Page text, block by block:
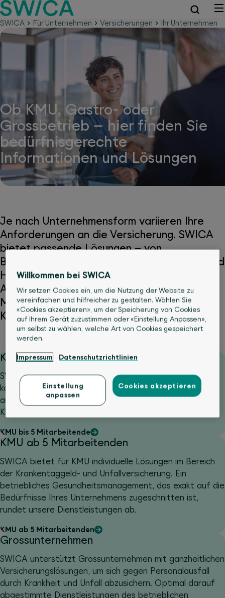
SWICA Für Unternehmen Versicherungen Ihr Unternehmen
Ob KMU, Gastro- oder
Grossbetrieb – hier finden Sie
bedürfnisgerechte
Informationen und Lösungen
Je nach Unternehmensform variieren Ihre
Anforderungen an die Versicherung. SWICA
bietet passende Lösungen – von
Branchenversicherungen für Gastronomie und
Hotellerie bis zu individuell zugeschnittenen
Angeboten. Auch Verbände und ihre
Mitglieder profitieren von attraktiven
Kooperationen.
KMU bis 5 Mitarbeitende
SWICA Integra ist eine schnelle, unkomplizierte und
kosteneffiziente Online-Versicherungslösung, die speziell
auf die Bedürfnisse von Selbständigen und
Kleinunternehmen ausgerichtet ist.
KMU bis 5 Mitarbeitende
KMU ab 5 Mitarbeitenden
SWICA bietet für KMU individuelle Lösungen im Bereich
der Krankentaggeld- und Unfallversicherung. Ein
betriebliches Gesundheitsmanagement, das exakt auf die
Bedürfnisse Ihres Unternehmens zugeschnitten ist,
rundet unsere Dienstleistungen ab.
KMU ab 5 Mitarbeitenden
Grossunternehmen
SWICA unterstützt Grossunternehmen mit ganzheitlichen
Versicherungslösungen, um sich gegen Personalausfall
durch Krankheit und Unfall abzusichern. Optimal darauf
abgestimmte Dienstleistungen des betrieblichen
Willkommen bei SWICA
Wir setzen Cookies ein, um die Nutzung der Website zu
vereinfachen und hilfreicher zu gestalten. Wählen Sie
«Cookies akzeptieren», um der Speicherung von Cookies
auf Ihrem Gerät zuzustimmen oder «Einstellung Anpassen»,
um selbst zu wählen, welche Art von Cookies gespeichert
werden.
Impressum Datenschutzrichtlinien
Einstellung
anpassen
Cookies akzeptieren